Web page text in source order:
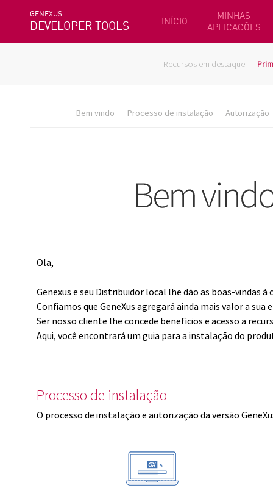
GENEXUS
DEVELOPER TOOLS INÍCIO
MINHAS
APLICACÕES
Recursos em destaque
Bem vindo Processo de instalação Autorização
Ola,
Genexus e seu Distribuidor local lhe dão as boas-vindas à
Confiamos que GeneXus agregará ainda mais valor a
Ser nosso cliente lhe concede benefícios e acesso a
Aqui, você encontrará um guia para a instalação do
Processo de instalação
O processo de instalação e autorização da versão